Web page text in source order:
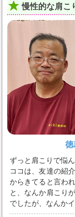
慢性的な肩こ
ずっと肩こりで悩ん
ココは、友達の紹
からきてると言わ
と、なんか肩こり
でしたが、なんかイ